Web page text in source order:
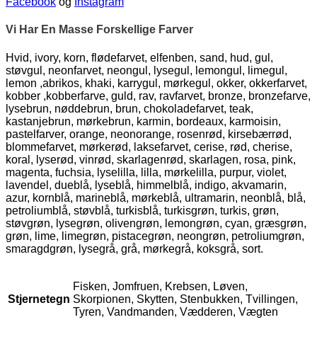
Vi Har En Masse Forskellige Farver
Hvid, ivory, korn, flødefarvet, elfenben, sand, hud, gul,
støvgul, neonfarvet, neongul, lysegul, lemongul, limegul,
lemon ,abrikos, khaki, karrygul, mørkegul, okker, okkerfarvet,
kobber ,kobberfarve, guld, rav, ravfarvet, bronze, bronzefarve,
lysebrun, nøddebrun, brun, chokoladefarvet, teak,
kastanjebrun, mørkebrun, karmin, bordeaux, karmoisin,
pastelfarver, orange, neonorange, rosenrød, kirsebærrød,
blommefarvet, mørkerød, laksefarvet, cerise, rød, cherise,
koral, lyserød, vinrød, skarlagenrød, skarlagen, rosa, pink,
magenta, fuchsia, lyselilla, lilla, mørkelilla, purpur, violet,
lavendel, dueblå, lyseblå, himmelblå, indigo, akvamarin,
azur, kornblå, marineblå, mørkeblå, ultramarin, neonblå, blå,
petroliumblå, støvblå, turkisblå, turkisgrøn, turkis, grøn,
støvgrøn, lysegrøn, olivengrøn, lemongrøn, cyan, græsgrøn,
grøn, lime, limegrøn, pistacegrøn, neongrøn, petroliumgrøn,
smaragdgrøn, lysegrå, grå, mørkegrå, koksgrå, sort.
Stjernetegn
Fisken, Jomfruen, Krebsen, Løven,
Skorpionen, Skytten, Stenbukken, Tvillingen,
Tyren, Vandmanden, Vædderen, Vægten